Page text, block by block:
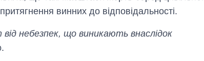
винних до відповідальності.
небезпек, що виникають внаслідок